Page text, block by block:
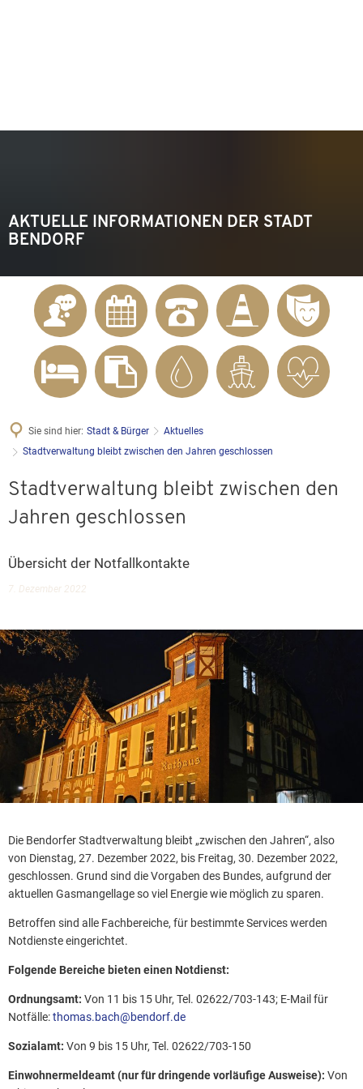
AKTUELLE INFORMATIONEN DER STADT
BENDORF
Sie sind hier: Stadt & Bürger
Aktuelles
Stadtverwaltung bleibt zwischen den Jahren geschlossen
Stadtverwaltung bleibt zwischen den
Jahren geschlossen
Übersicht der Notfallkontakte
7. Dezember 2022
Die Bendorfer Stadtverwaltung bleibt „zwischen den Jahren“, also
von Dienstag, 27. Dezember 2022, bis Freitag, 30. Dezember 2022,
geschlossen. Grund sind die Vorgaben des Bundes, aufgrund der
aktuellen Gasmangellage so viel Energie wie möglich zu sparen.
Betroffen sind alle Fachbereiche, für bestimmte Services werden
Notdienste eingerichtet.
Folgende Bereiche bieten einen Notdienst:
Ordnungsamt: Von 11 bis 15 Uhr, Tel. 02622/703-143; E-Mail für
Notfälle:thomas.bach@bendorf.de
Sozialamt: Von 9 bis 15 Uhr, Tel. 02622/703-150
Einwohnermeldeamt (nur für dringende vorläufige Ausweise): Von